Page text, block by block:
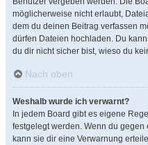
möglicherweise nicht erlaubt,
dem du deinen Beitrag verfassen
dürfen Dateien hochladen. Du
du dir nicht sicher bist, wieso du
Nach oben
Weshalb wurde ich verwarnt?
In jedem Board gibt es eigene
festgelegt werden. Wenn du
kann sie dir eine Verwarnung